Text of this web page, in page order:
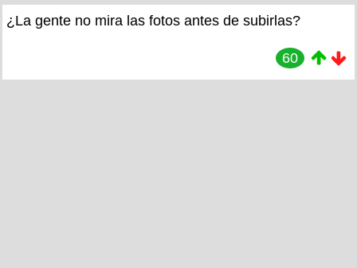
¿La gente no mira las fotos antes de subirlas?
60